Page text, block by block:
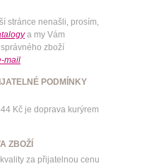
stránce nenašli, prosím,
a my Vám
zboží
mail
PODMÍNKY
Kč je doprava kurýrem
ZBOŽÍ
za přijatelnou cenu